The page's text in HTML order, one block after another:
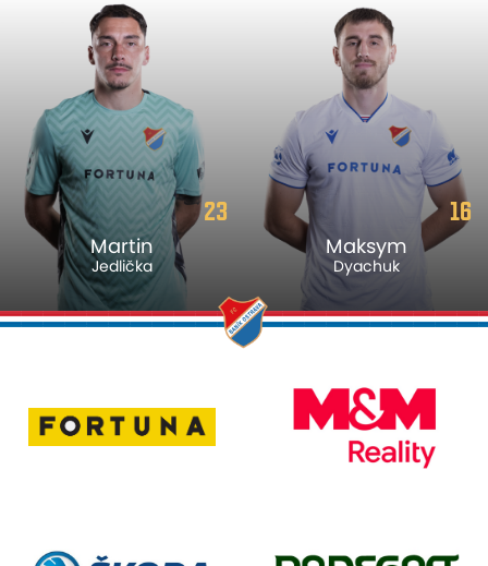
23
Martin
Jedlička
16
Maksym
Dyachuk